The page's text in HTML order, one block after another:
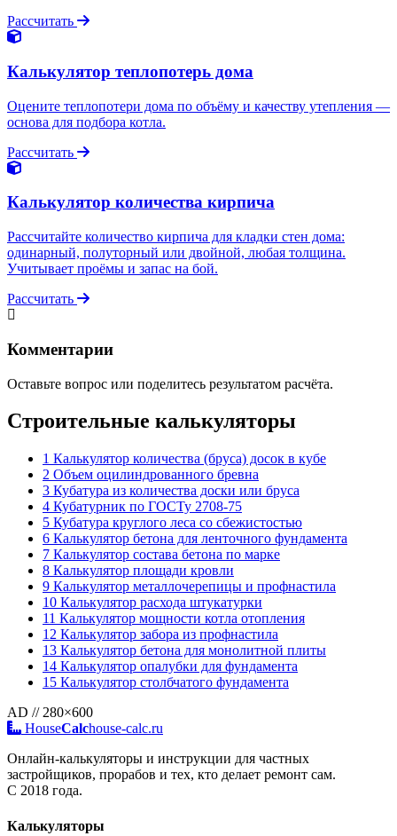
Рассчитать
Калькулятор теплопотерь дома
Оцените теплопотери дома по объёму и качеству утепления —
основа для подбора котла.
Рассчитать
Калькулятор количества кирпича
Рассчитайте количество кирпича для кладки стен дома:
одинарный, полуторный или двойной, любая толщина.
Учитывает проёмы и запас на бой.
Рассчитать
Комментарии
Оставьте вопрос или поделитесь результатом расчёта.
Строительные калькуляторы
1 Калькулятор количества (бруса) досок в кубе
2 Объем оцилиндрованного бревна
3 Кубатура из количества доски или бруса
4 Кубатурник по ГОСТу 2708-75
5 Кубатура круглого леса со сбежистостью
6 Калькулятор бетона для ленточного фундамента
7 Калькулятор состава бетона по марке
8 Калькулятор площади кровли
9 Калькулятор металлочерепицы и профнастила
10 Калькулятор расхода штукатурки
11 Калькулятор мощности котла отопления
12 Калькулятор забора из профнастила
13 Калькулятор бетона для монолитной плиты
14 Калькулятор опалубки для фундамента
15 Калькулятор столбчатого фундамента
AD // 280×600
HouseCalchouse-calc.ru
Онлайн-калькуляторы и инструкции для частных
застройщиков, прорабов и тех, кто делает ремонт сам.
С 2018 года.
Калькуляторы